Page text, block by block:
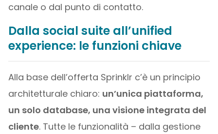
canale o dal punto di contatto.
Dalla social suite all’unified
experience: le funzioni chiave
Alla base dell’offerta Sprinklr c’è un principio
architetturale chiaro: un’unica piattaforma,
un solo database, una visione integrata del
cliente. Tutte le funzionalità – dalla gestione